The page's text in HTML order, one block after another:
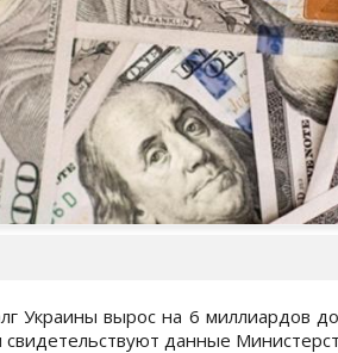
Украины вырос на 6 миллиардов
данные